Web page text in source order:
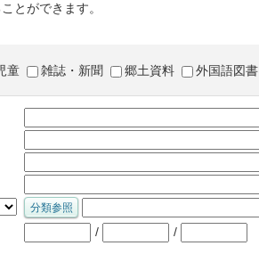
とができます。
童 雑誌・新聞 郷土資料 外国語図書
/ /